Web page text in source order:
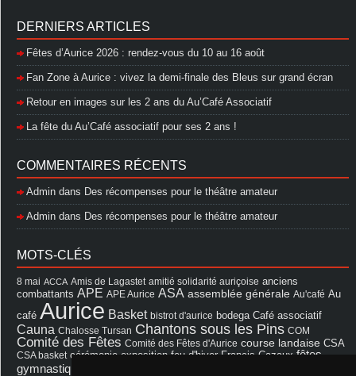
DERNIERS ARTICLES
Fêtes d’Aurice 2026 : rendez-vous du 10 au 16 août
Fan Zone à Aurice : vivez la demi-finale des Bleus sur grand écran
Retour en images sur les 2 ans du Au’Café Associatif
La fête du Au’Café associatif pour ses 2 ans !
COMMENTAIRES RÉCENTS
Admin dans Des récompenses pour le théâtre amateur
Admin dans Des récompenses pour le théâtre amateur
MOTS-CLÉS
8 mai ACCA Amis de Lagastet amitié solidarité auriçoise anciens
combattants APE APE Aurice ASA assemblée générale Au'café Au
café Aurice Basket bistrot d'aurice bodega Café associatif
Cauna Chalosse Tursan Chantons sous les Pins COM
Comité des Fêtes Comité des Fêtes d'Aurice course landaise CSA
CSA basket cérémonie exposition feu d'hiver Francis Cazaux fêtes
gymnastique volontaire